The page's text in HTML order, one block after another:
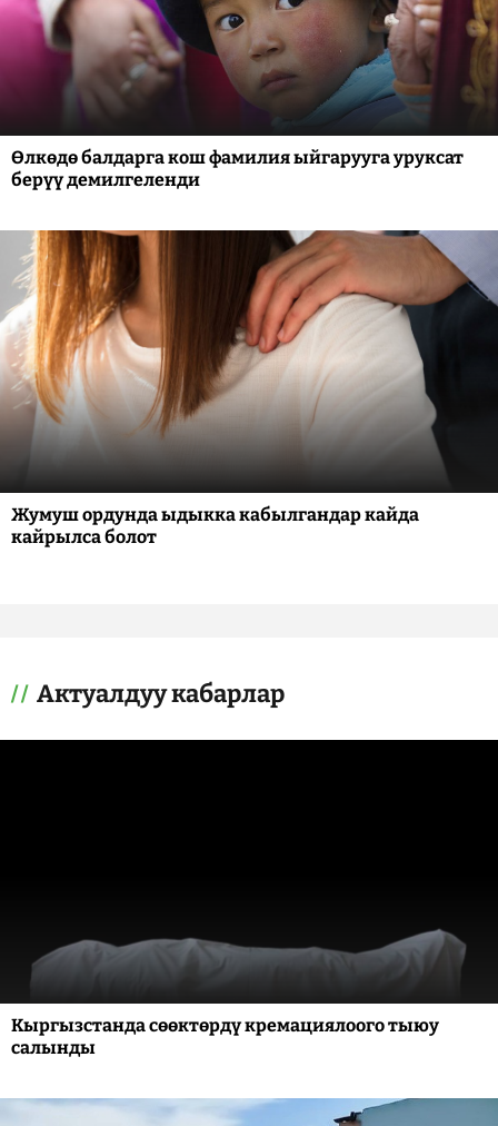
Өлкөдө балдарга кош фамилия ыйгарууга уруксат
берүү демилгеленди
Жумуш ордунда ыдыкка кабылгандар кайда
кайрылса болот
Актуалдуу кабарлар
Кыргызстанда сөөктөрдү кремациялоого тыюу
салынды